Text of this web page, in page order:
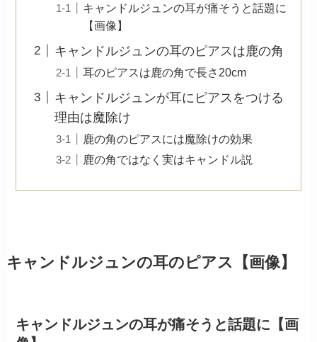
キャンドルジュンの耳が痛そうと話題に
【画像】
キャンドルジュンの耳のピアスは鹿の角
耳のピアスは鹿の角で長さ20cm
キャンドルジュンが耳にピアスをつける
理由は魔除け
鹿の角のピアスには魔除けの効果
鹿の角ではなく実はキャンドル説
キャンドルジュンの耳のピアス【画像】
キャンドルジュンの耳が痛そうと話題に【画